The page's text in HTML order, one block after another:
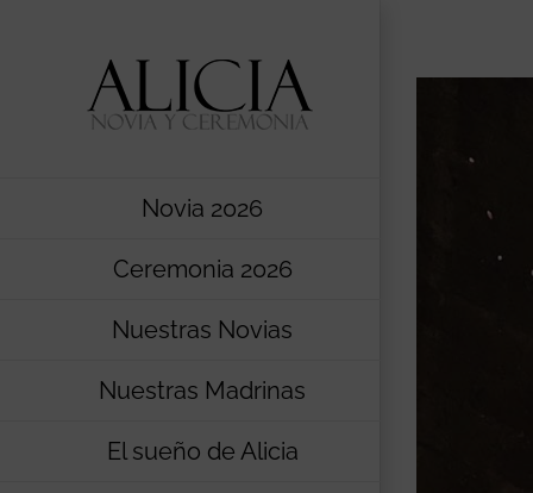
Novia 2026
Ceremonia 2026
Nuestras Novias
Nuestras Madrinas
El sueño de Alicia